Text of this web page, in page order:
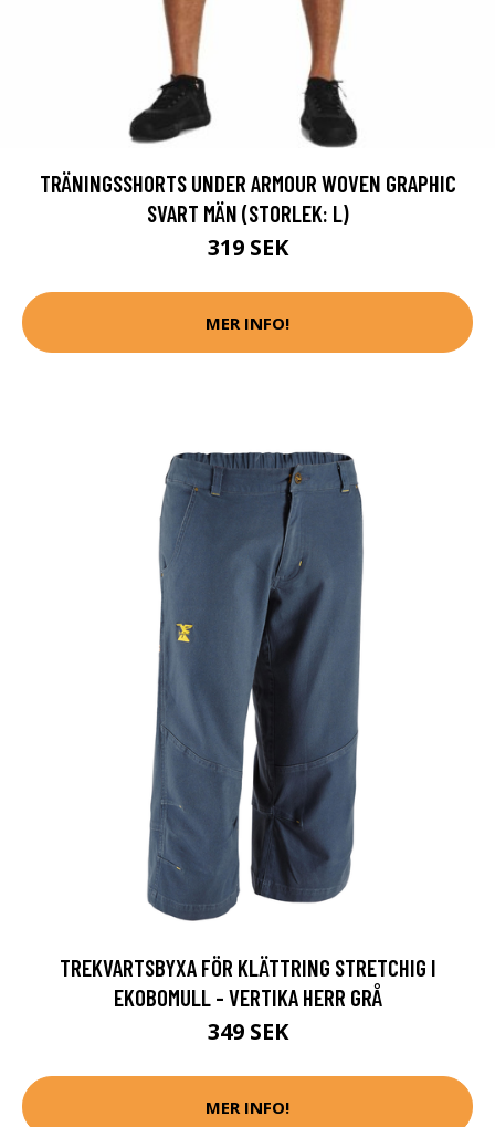
TRÄNINGSSHORTS UNDER ARMOUR WOVEN GRAPHIC
SVART MÄN (STORLEK: L)
319 SEK
MER INFO!
TREKVARTSBYXA FÖR KLÄTTRING STRETCHIG I
EKOBOMULL - VERTIKA HERR GRÅ
349 SEK
MER INFO!